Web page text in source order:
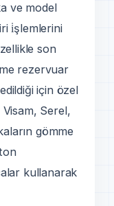
ve model
i̇şlemlerini
son
rezervuar
için özel
Serel,
gömme
kullanarak